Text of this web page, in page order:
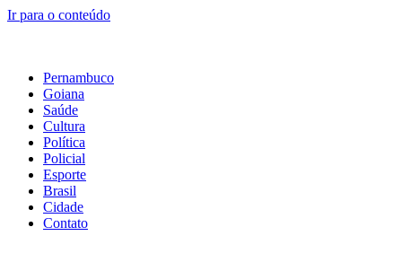
Ir para o conteúdo
Pernambuco
Goiana
Saúde
Cultura
Política
Policial
Esporte
Brasil
Cidade
Contato